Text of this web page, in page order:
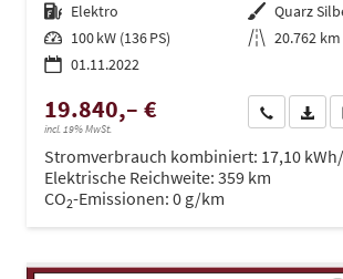
Kraftstoff Elektro Außenfarbe Quarz
Leistung 100 kW (136 PS) Kilometerstand 20.762 km
01.11.2022
19.840,– €
incl. 19% MwSt.
Wir rufen
Stromverbrauch kombiniert: 17,10
Elektrische Reichweite: 359 km
CO2-Emissionen: 0 g/km